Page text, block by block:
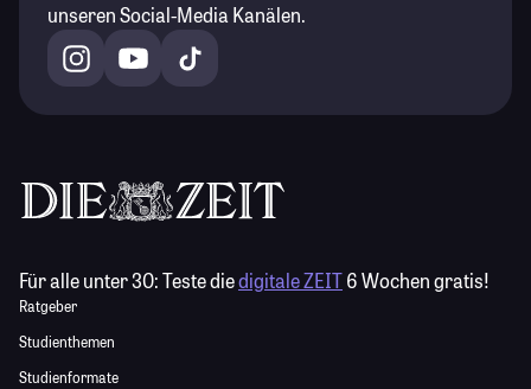
unseren Social-Media Kanälen.
Für alle unter 30:Teste diedigitale ZEIT6 Wochen gratis!
Ratgeber
Studienthemen
Studienformate